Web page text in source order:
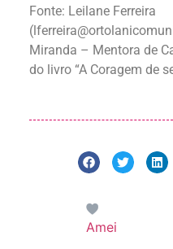
Fonte: Leilane Ferreira
(
Miranda – Mentora de
do livro “A Coragem de
Amei